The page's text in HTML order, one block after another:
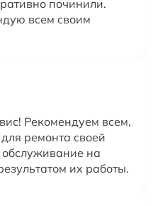
починили.
всем своим
Рекомендуем всем,
ремонта своей
на
их работы.